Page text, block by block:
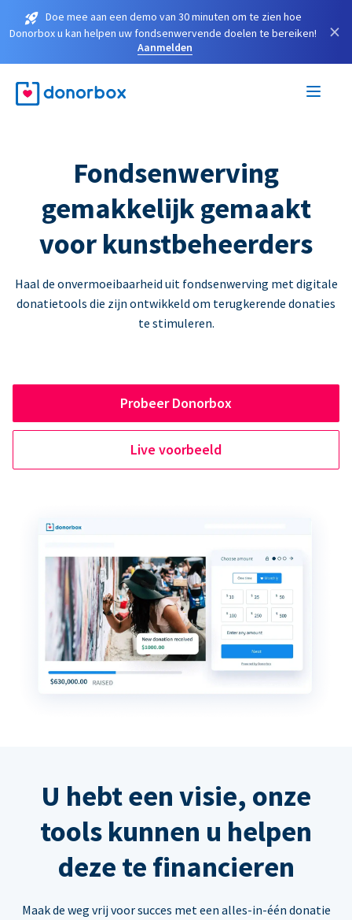
Doe mee aan een demo van 30 minuten om te zien hoe
Donorbox u kan helpen uw fondsenwervende doelen te bereiken!
Aanmelden
×
Fondsenwerving
gemakkelijk gemaakt
voor kunstbeheerders
Haal de onvermoeibaarheid uit fondsenwerving met digitale
donatietools die zijn ontwikkeld om terugkerende donaties
te stimuleren.
Probeer Donorbox
Live voorbeeld
U hebt een visie, onze
tools kunnen u helpen
deze te financieren
Maak de weg vrij voor succes met een alles-in-één donatie